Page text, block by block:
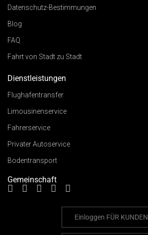
Datenschutz-Bestimmungen
Blog
FAQ
Fahrt von Stadt zu Stadt
Dienstleistungen
Flughafentransfer
Limousinenservice
Fahrerservice
Privater Autoservice
Bodentransport
Gemeinschaft
Einloggen FÜR KUNDEN